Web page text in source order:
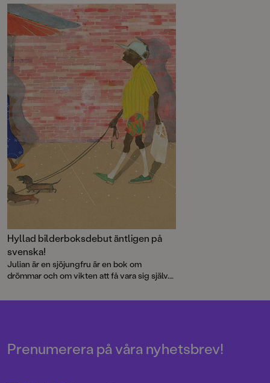
The New York Times Book Review
"Jag läste den och bröt ihop. [...] Så
söt." Neil Gaiman
"Vacker. Enastående. Underbar.
Magisk. Läcker."
RuPaul of RuPaul´s Drag Race
"Den är boken är omöjlig att
glömma. En bok för sjöjungfrur och
pojkar och flickor och föräldrar och
lärare och bokhandlare och
bibliotekarier, och ... asch, vad
sjutton. Låt oss bara förenkla och
säga att detta är en bok för
människosläktet."
Betsy Bird, School Library Journal
"Jessica Loves starka medkänsla
med sina karaktärer och hennes
skarpsynta blick på stadslivet möts
i den här berättelsen om kärlek och
förståelse, och om att omfamna
Hyllad bilderboksdebut äntligen på
svenska!
Julian är en sjöjungfru är en bok om
drömmar och om vikten att få vara sig själv.
flera priser släpps nu på svenska i samband
Prenumerera på våra nyhetsbrev!